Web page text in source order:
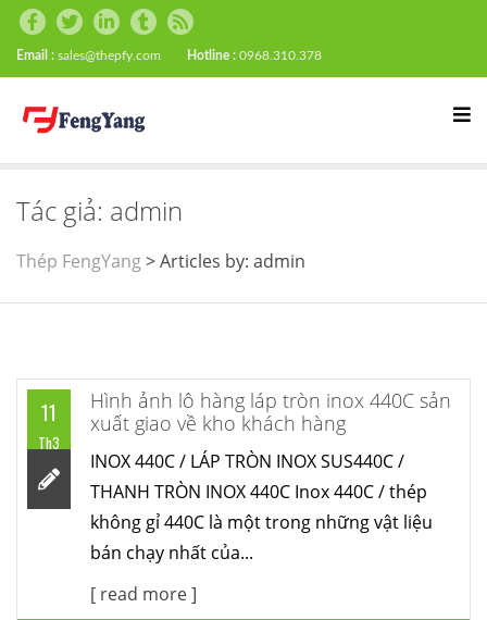
Email : sales@thepfy.com Hotline : 0968.310.378
Tác giả: admin
Thép FengYang>Articles by: admin
11
Th3
Hình ảnh lô hàng láp tròn inox 440C sản
xuất giao về kho khách hàng
INOX 440C / LÁP TRÒN INOX SUS440C /
THANH TRÒN INOX 440C Inox 440C / thép
không gỉ 440C là một trong những vật liệu
bán chạy nhất của...
[ read more ]